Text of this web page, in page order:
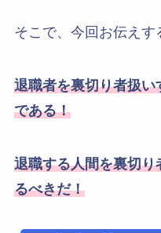
そこで、今回お伝えす
退職者を裏切り者扱
である！
退職する人間を裏切
るべきだ！